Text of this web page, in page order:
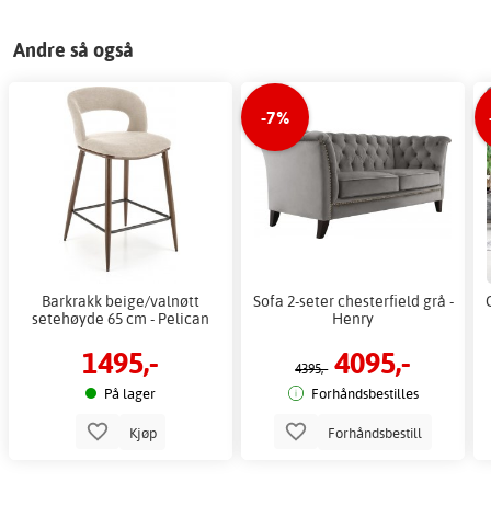
Andre så også
Barkrakk beige/valnøtt
setehøyde 65 cm - Pelican
1495,-
På lager
Kjøp
-7%
Sofa 2-seter chesterfield grå -
Henry
4395,- 4095,-
Forhåndsbestilles
Forhåndsbestill